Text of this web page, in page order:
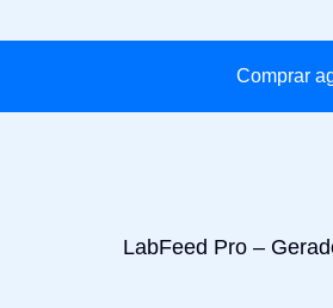
Comprar
LabFeed Pro –